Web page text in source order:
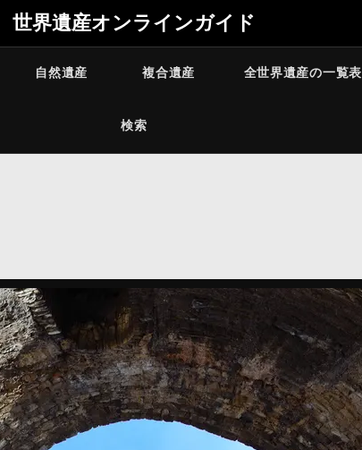
世界遺産オンラインガイド
自然遺産 複合遺産 全世界遺産の一覧表
検索